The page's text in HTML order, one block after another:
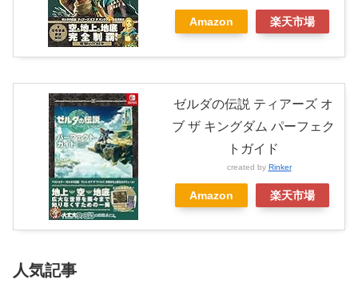
Amazon 楽天市場
ゼルダの伝説 ティアーズ オ
ブ ザ キングダム パーフェク
トガイド
created by Rinker
Amazon 楽天市場
人気記事